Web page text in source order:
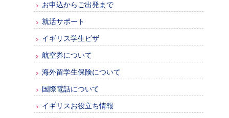
お申込からご出発まで
就活サポート
イギリス学生ビザ
航空券について
海外留学生保険について
国際電話について
イギリスお役立ち情報